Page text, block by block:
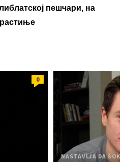
пешчари, на
0
NASTAVLJA DA